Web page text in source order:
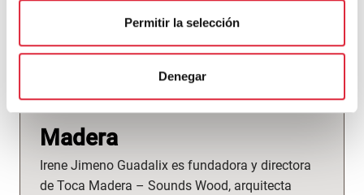
Permitir la selección
Denegar
Irene Jimeno – Toca
Madera
Irene Jimeno Guadalix es fundadora y directora
de Toca Madera – Sounds Wood, arquitecta